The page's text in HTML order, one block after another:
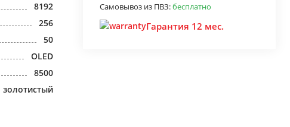
8192
256
50
OLED
8500
золотистый
Самовывоз из ПВЗ:бесплатно
Гарантия 12 мес.